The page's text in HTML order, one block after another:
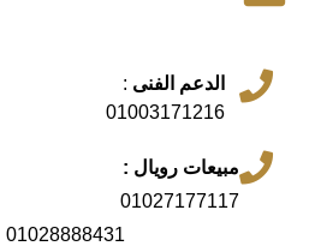
الدعم الفنى :
01003171216
مبيعات رويال :
01027177117
01028888431